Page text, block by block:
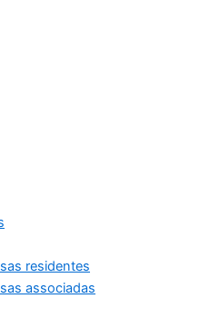
residentes
associadas